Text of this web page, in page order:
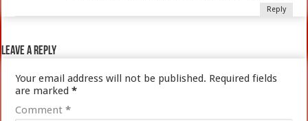
Reply
Leave a Reply
Your email address will not be published. Required fields
are marked*
Comment*